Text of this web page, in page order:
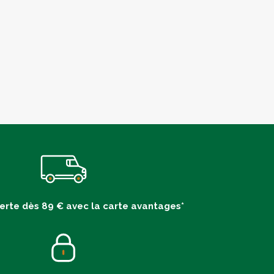
dès 89 € avec la carte avantages*